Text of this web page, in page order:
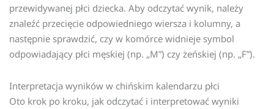
przewidywanej płci dziecka. Aby odczytać wynik, należy
znaleźć przecięcie odpowiedniego wiersza i kolumny, a
następnie sprawdzić, czy w komórce widnieje symbol
odpowiadający płci męskiej (np. „M”) czy żeńskiej (np. „F”).
Interpretacja wyników w chińskim kalendarzu płci
Oto krok po kroku, jak odczytać i interpretować wyniki